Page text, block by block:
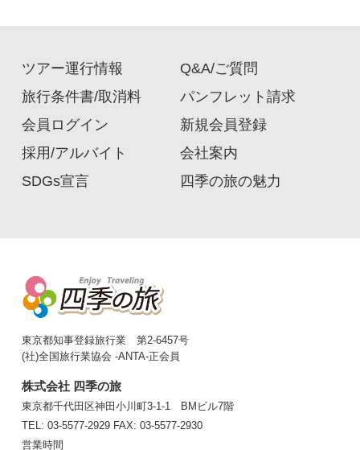
ツアー運行情報
Q&A/ご質問
旅行条件書/取消料
パンフレット請求
会員ログイン
新規会員登録
採用/アルバイト
会社案内
SDGs宣言
四季の旅の魅力
東京都知事登録旅行業 第2-6457号
(社)全国旅行業協会 -ANTA-正会員
株式会社 四季の旅
東京都千代田区神田小川町3-1-1 BMビル7階
TEL: 03-5577-2929FAX: 03-5577-2930
営業時間